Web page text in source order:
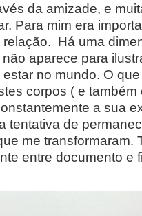
da amizade, e
Para mim era
Há uma
aparece para
no mundo. O
corpos ( e
a sua
tentativa de
me transformaram.
entre documento e